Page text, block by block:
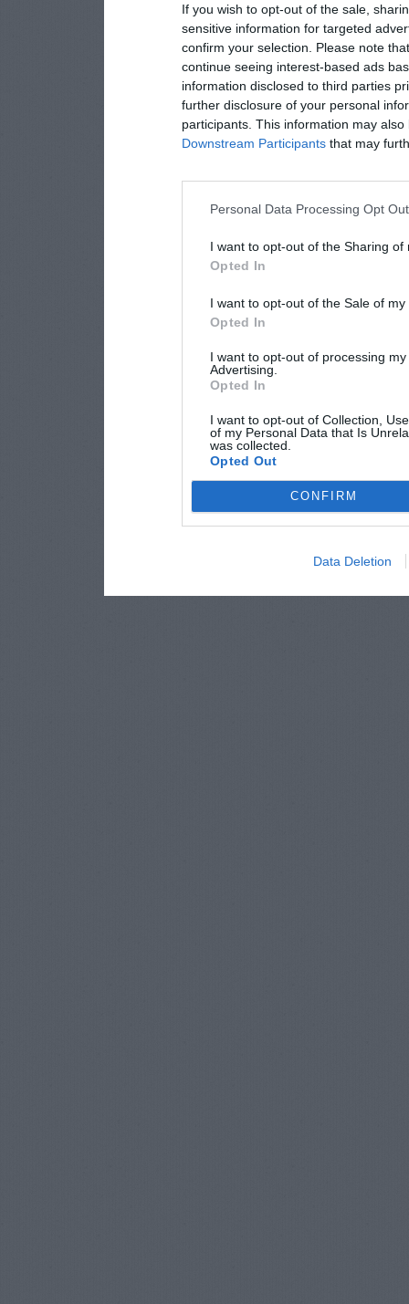
If you wish to opt-out of the sale,
sensitive information for targeted
confirm your selection. Please note
continue seeing interest-based ads
information disclosed to third parties
further disclosure of your personal
participants. This information may
Downstream Participants that may
Personal Data Processing Opt
I want to opt-out of the Sharing of
Opted In
I want to opt-out of the Sale of
Opted In
I want to opt-out of processing
Advertising.
Opted In
I want to opt-out of Collection,
of my Personal Data that Is
was collected.
Opted Out
CONFIRM
Data Deletion